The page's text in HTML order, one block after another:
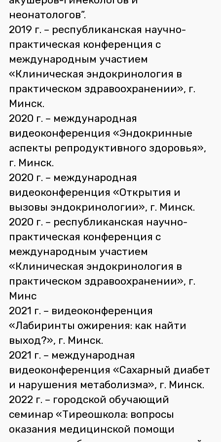
неонатологов”.
2019 г. – республиканская научно-
практическая конференция с
международным участием
«Клиническая эндокринология в
практическом здравоохранении», г.
Минск.
2020 г. – международная
видеоконференция «Эндокринные
аспекты репродуктивного здоровья»,
г. Минск.
2020 г. – международная
видеоконференция «Открытия и
вызовы эндокринологии», г. Минск.
2020 г. – республиканская научно-
практическая конференция с
международным участием
«Клиническая эндокринология в
практическом здравоохранении», г.
Минс
2021 г. – видеоконференция
«Лабиринты ожирения: как найти
выход?», г. Минск.
2021 г. – международная
видеоконференция «Сахарный диабет
и нарушения метаболизма», г. Минск.
2022 г. – городской обучающий
семинар «Тиреошкола: вопросы
оказания медицинской помощи